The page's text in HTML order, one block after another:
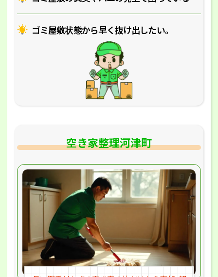
ゴミ屋敷状態から早く抜け出したい｡
空き家整理河津町